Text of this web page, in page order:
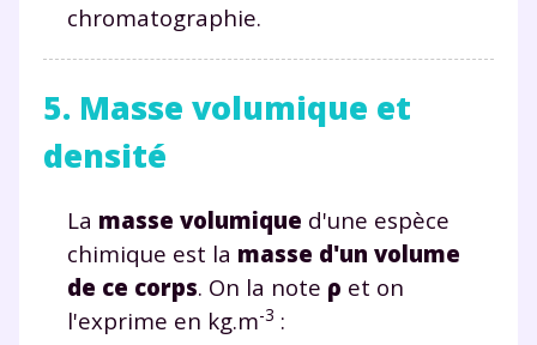
chromatographie.
5. Masse volumique et
densité
La masse volumique d'une espèce
chimique est la masse d'un volume
de ce corps. On la note ρ et on
l'exprime en kg.m-3 :